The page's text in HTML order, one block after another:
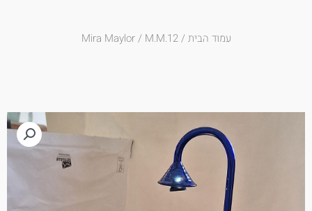
עמוד הבית/
Mira Maylor/ M.M.12